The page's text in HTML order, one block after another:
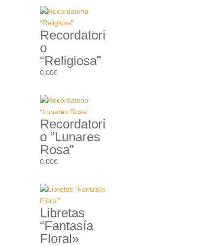
Recordatori
o
“Religiosa”
0,00€
Recordatori
o “Lunares
Rosa”
0,00€
Libretas
“Fantasía
Floral»